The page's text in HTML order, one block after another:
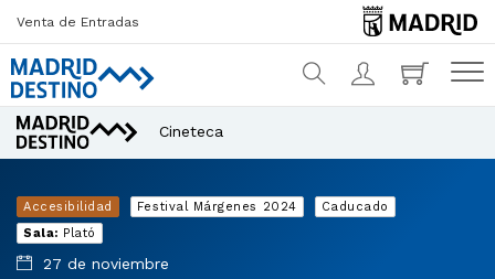
Venta de Entradas
¿Qué estás buscando?
Cineteca
Accesibilidad Festival Márgenes 2024
Caducado
Sala: Plató
27 de noviembre